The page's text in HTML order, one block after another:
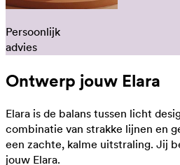
Persoonlijk
advies
Ontwerp jouw Elara
Elara is de balans tussen licht
combinatie van strakke lijnen en
een zachte, kalme uitstraling. Jij
jouw Elara.